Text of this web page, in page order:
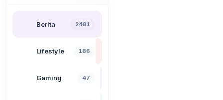
Berita 2481
Lifestyle 186
Gaming 47